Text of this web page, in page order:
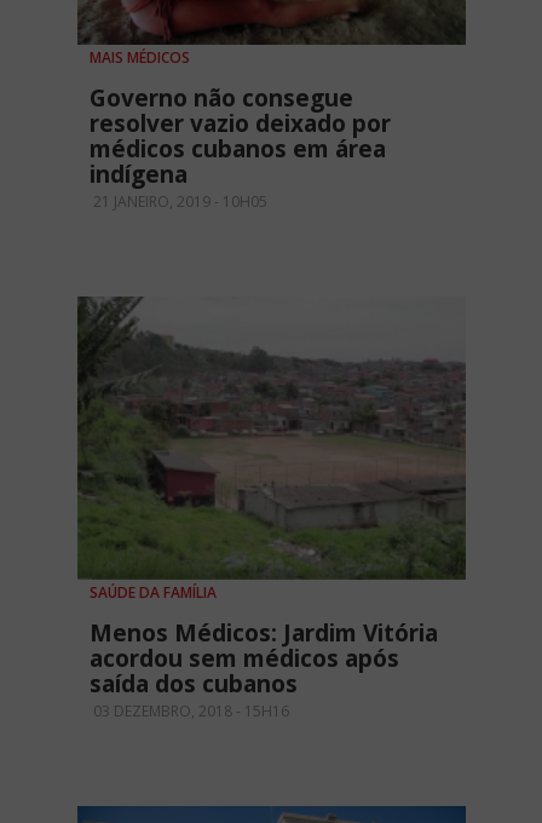
MAIS MÉDICOS
Governo não consegue
resolver vazio deixado por
médicos cubanos em área
indígena
21 JANEIRO, 2019 - 10H05
SAÚDE DA FAMÍLIA
Menos Médicos: Jardim Vitória
acordou sem médicos após
saída dos cubanos
03 DEZEMBRO, 2018 - 15H16